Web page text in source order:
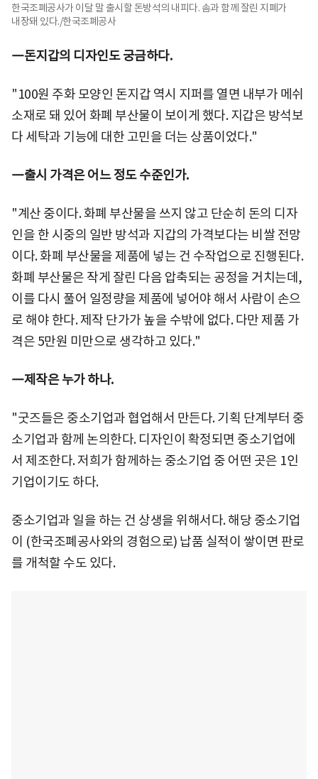
한국조폐공사가 이달 말 출시할 돈방석의 내피다. 솜과 함께 잘린 지폐가
내장돼 있다./한국조폐공사
―돈지갑의 디자인도 궁금하다.
"100원 주화 모양인 돈지갑 역시 지퍼를 열면 내부가 메쉬
소재로 돼 있어 화폐 부산물이 보이게 했다. 지갑은 방석보
다 세탁과 기능에 대한 고민을 더는 상품이었다."
―출시 가격은 어느 정도 수준인가.
"계산 중이다. 화폐 부산물을 쓰지 않고 단순히 돈의 디자
인을 한 시중의 일반 방석과 지갑의 가격보다는 비쌀 전망
이다. 화폐 부산물을 제품에 넣는 건 수작업으로 진행된다.
화폐 부산물은 작게 잘린 다음 압축되는 공정을 거치는데,
이를 다시 풀어 일정량을 제품에 넣어야 해서 사람이 손으
로 해야 한다. 제작 단가가 높을 수밖에 없다. 다만 제품 가
격은 5만원 미만으로 생각하고 있다."
―제작은 누가 하나.
"굿즈들은 중소기업과 협업해서 만든다. 기획 단계부터 중
소기업과 함께 논의한다. 디자인이 확정되면 중소기업에
서 제조한다. 저희가 함께하는 중소기업 중 어떤 곳은 1인
기업이기도 하다.
중소기업과 일을 하는 건 상생을 위해서다. 해당 중소기업
이 (한국조폐공사와의 경험으로) 납품 실적이 쌓이면 판로
를 개척할 수도 있다.